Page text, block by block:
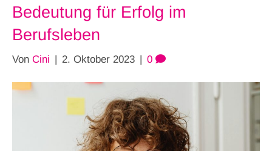
Bedeutung für Erfolg im
Berufsleben
Von Cini | 2. Oktober 2023 | 0